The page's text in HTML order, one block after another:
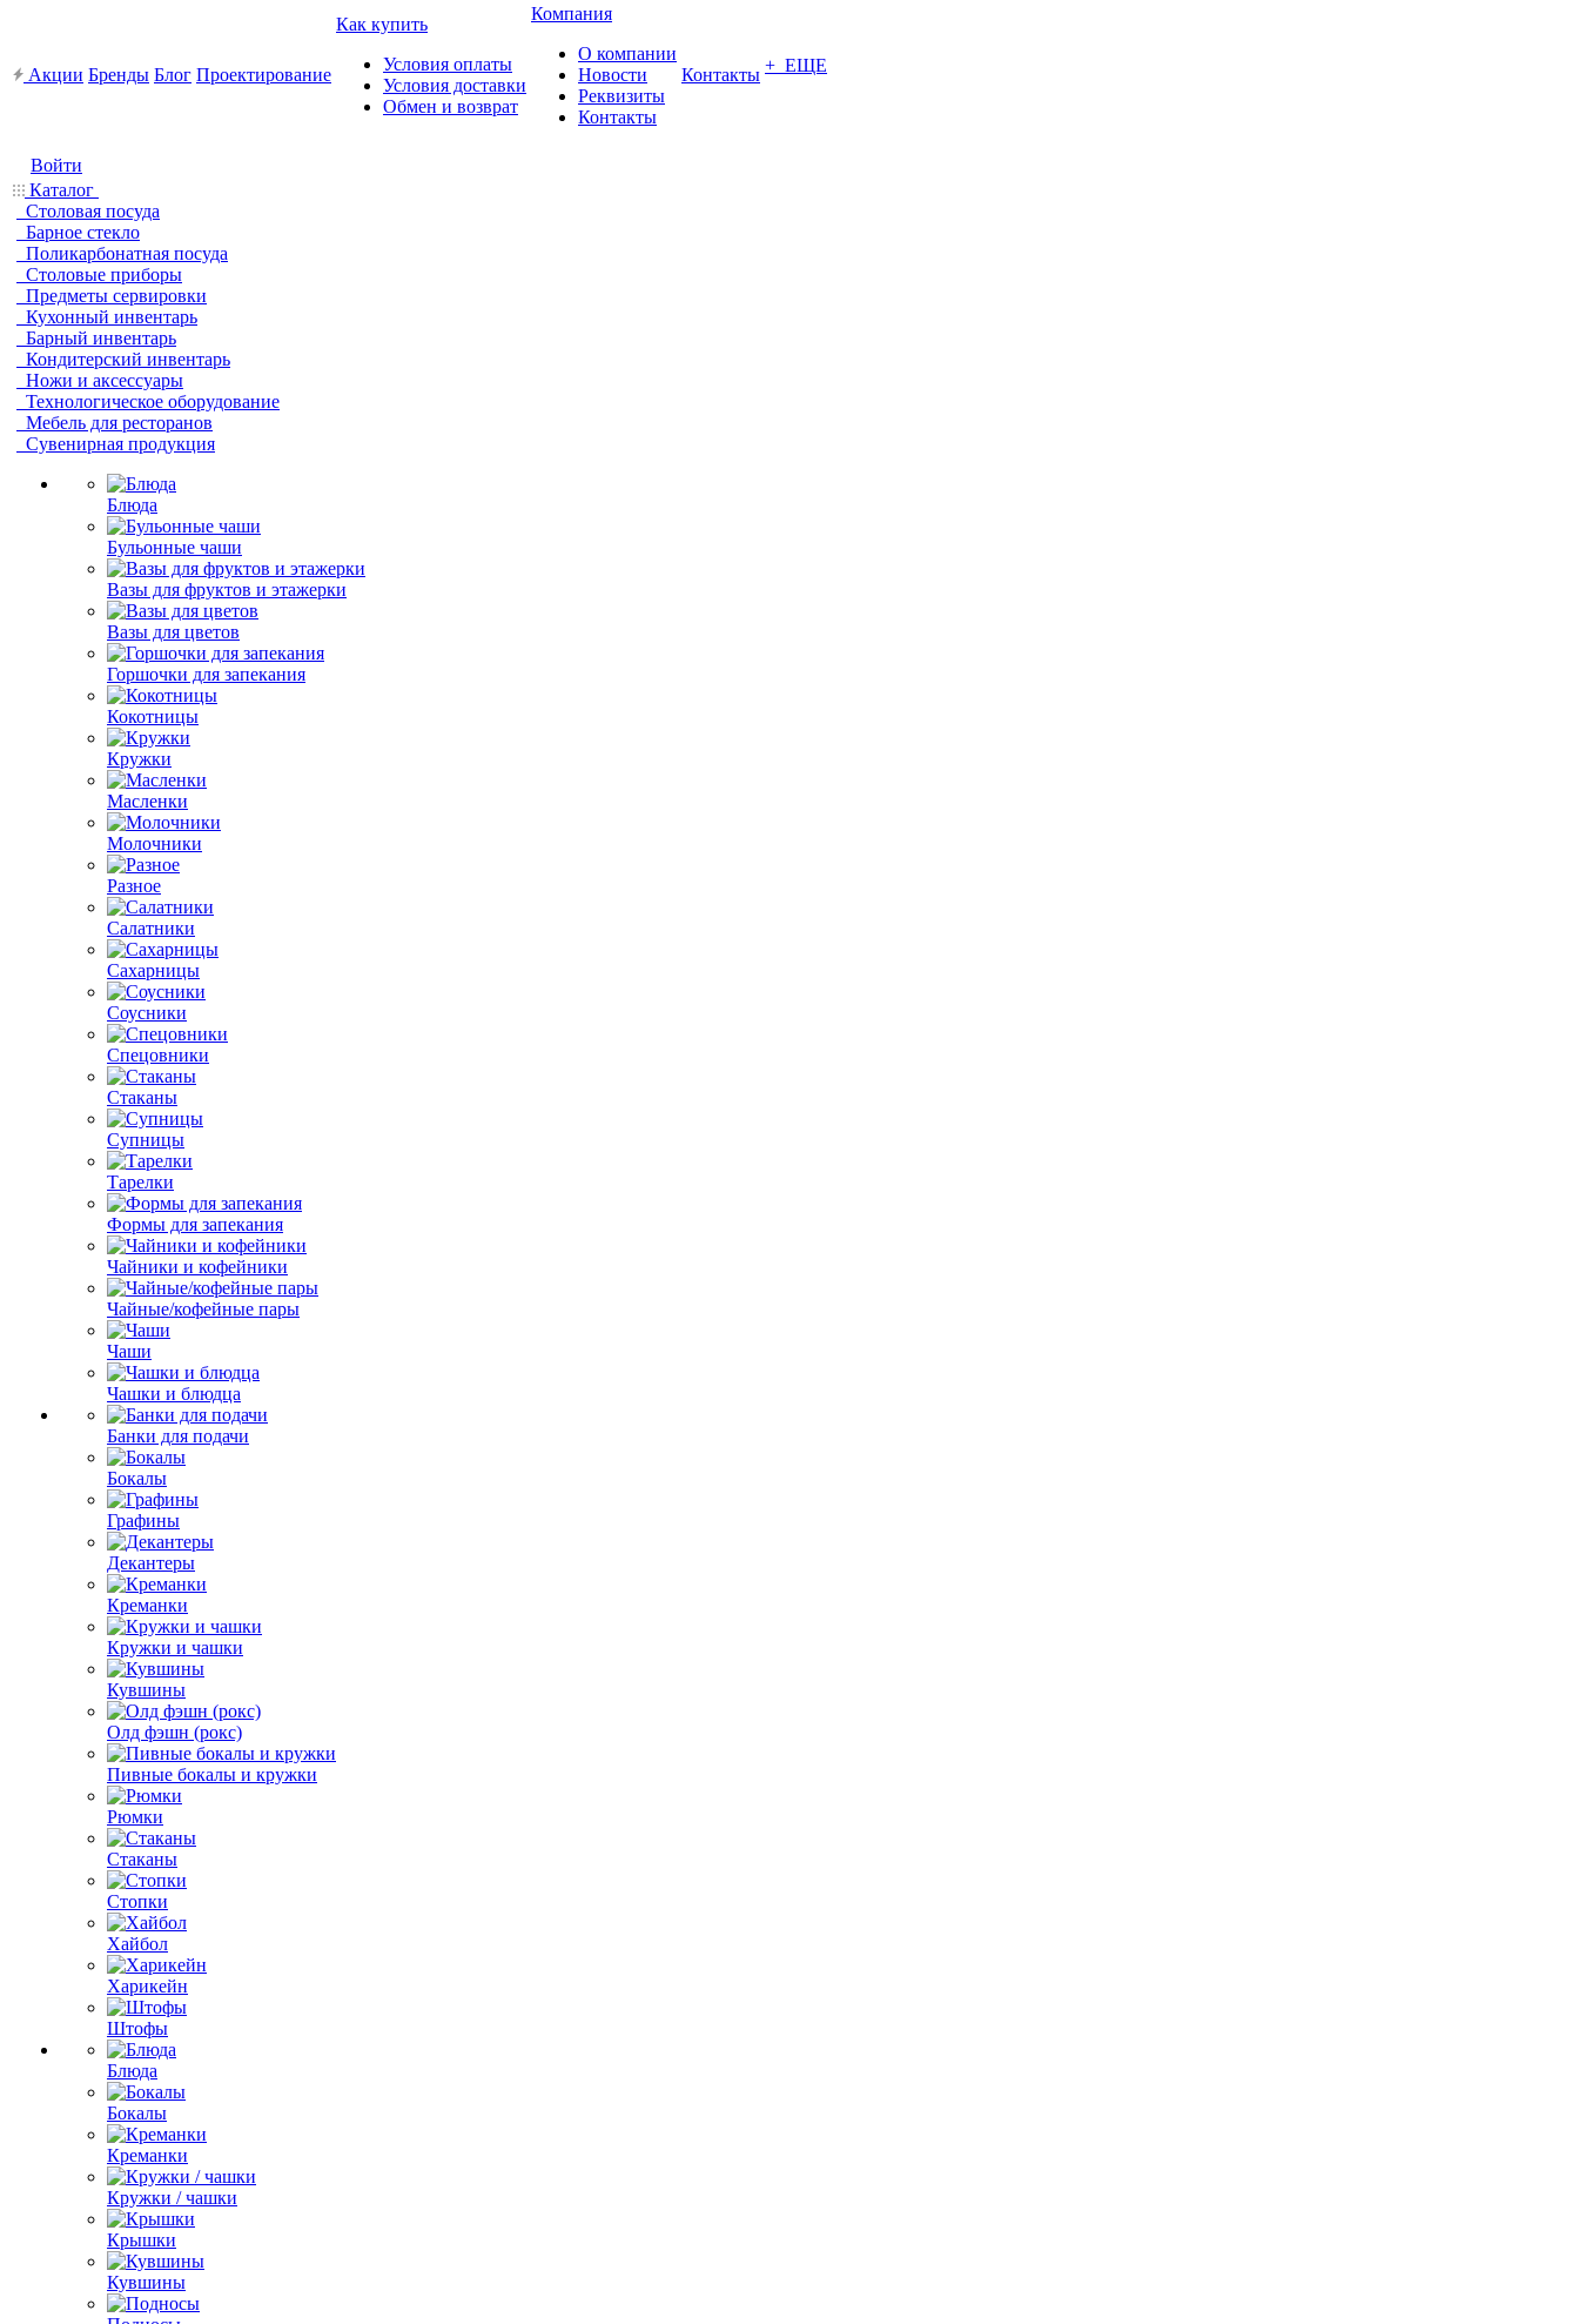
Акции Бренды Блог Проектирование
Как купить
Условия оплаты
Условия доставки
Обмен и возврат
Компания
О компании
Новости
Реквизиты
Контакты
Контакты + ЕЩЕ
Войти
Каталог
Столовая посуда
Барное стекло
Поликарбонатная посуда
Столовые приборы
Предметы сервировки
Кухонный инвентарь
Барный инвентарь
Кондитерский инвентарь
Ножи и аксессуары
Технологическое оборудование
Мебель для ресторанов
Сувенирная продукция
Блюда
Бульонные чаши
Вазы для фруктов и этажерки
Вазы для цветов
Горшочки для запекания
Кокотницы
Кружки
Масленки
Молочники
Разное
Салатники
Сахарницы
Соусники
Спецовники
Стаканы
Супницы
Тарелки
Формы для запекания
Чайники и кофейники
Чайные/кофейные пары
Чаши
Чашки и блюдца
Банки для подачи
Бокалы
Графины
Декантеры
Креманки
Кружки и чашки
Кувшины
Олд фэшн (рокс)
Пивные бокалы и кружки
Рюмки
Стаканы
Стопки
Хайбол
Харикейн
Штофы
Блюда
Бокалы
Креманки
Кружки / чашки
Крышки
Кувшины